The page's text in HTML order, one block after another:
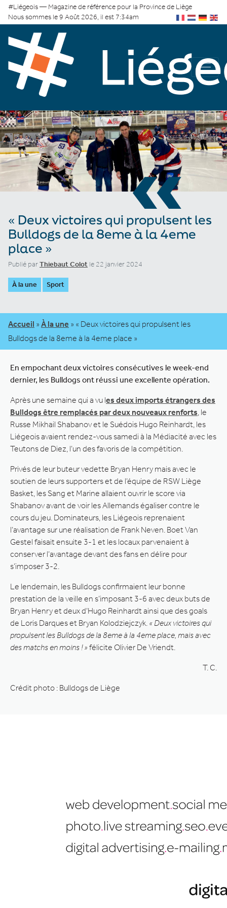
#Liégeois — Magazine de référence pour la Province de Liège
Nous sommes le 9 Août 2026, il est 7:34am
«
« Deux victoires qui propulsent les
Bulldogs de la 8eme à la 4eme
place »
Publié parThiebaut Colot le 22 janvier 2024
À la une Sport
Accueil » À la une » « Deux victoires qui propulsent les
Bulldogs de la 8eme à la 4eme place »
En empochant deux victoires consécutives le week-end
dernier, les Bulldogs ont réussi une excellente opération.
Après une semaine qui a vu les deux imports étrangers des
Bulldogs être remplacés par deux nouveaux renforts , le
Russe Mikhail Shabanov et le Suédois Hugo Reinhardt, les
Liégeois avaient rendez-vous samedi à la Médiacité avec les
Teutons de Diez, l’un des favoris de la compétition.
Privés de leur buteur vedette Bryan Henry mais avec le
soutien de leurs supporters et de l’équipe de RSW Liège
Basket, les Sang et Marine allaient ouvrir le score via
Shabanov avant de voir les Allemands égaliser contre le
cours du jeu. Dominateurs, les Liégeois reprenaient
l’avantage sur une réalisation de Frank Neven. Boet Van
Gestel faisait ensuite 3-1 et les locaux parvenaient à
conserver l’avantage devant des fans en délire pour
s’imposer 3-2.
Le lendemain, les Bulldogs confirmaient leur bonne
prestation de la veille en s’imposant 3-6 avec deux buts de
Bryan Henry et deux d’Hugo Reinhardt ainsi que des goals
de Loris Darques et Bryan Kolodziejczyk. « Deux victoires qui
propulsent les Bulldogs de la 8eme à la 4eme place, mais avec
des matchs en moins ! » félicite Olivier De Vriendt.
T. C.
Crédit photo : Bulldogs de Liège